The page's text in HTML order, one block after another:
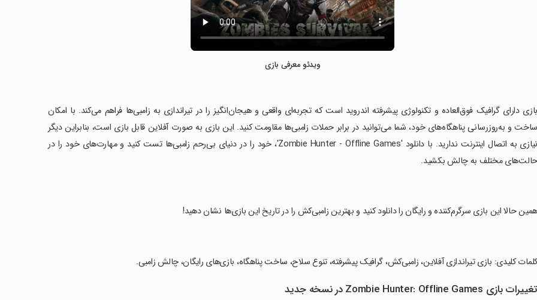
ویدئو معرفی بازی
‏بازی دارای گرافیک فوق‌العاده و تکنولوژی پیشرفته اندروید است که تجربه‌ای واقعی و هیجان‌انگیز را در تیراندازی به زامبی‌ها فراهم می‌کند. با امکان
ساخت و به‌روزرسانی پناهگاه‌های خود، شما می‌توانید در برابر حملات زامبی‌ها مقاومت کنید. این بازی به صورت آفلاین قابل بازی است، بنابراین دیگر
نیازی به اتصال اینترنت ندارید. با دانلود 'Zombie Hunter - Offline Games'، خود را در دنیای بی‌رحم زامبی‌ها تست کنید و مهارت‌های خود را در
حالت‌های مختلف به چالش بکشید.
‏همین حالا این بازی سرگرم‌کننده و رایگان را دانلود کنید و بهترین زامبی‌کش را در تاریخ این بازی‌ها نشان دهید!
‏کلمات کلیدی: بازی تیراندازی آفلاین، زامبی‌کش، گرافیک پیشرفته، تنوع سلاح، ساخت پناهگاه، بازی‌های رایگان، چالش زامبی.
تغییرات بازی Zombie Hunter: Offline Games در نسخه جدید